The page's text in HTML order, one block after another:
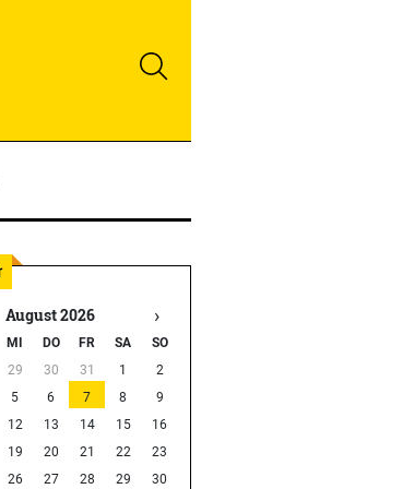
August 2026 ›
MI DO FR SA
SO
29 30 31 1
2
5 6 7 8
9
12 13 14 15
16
19 20 21 22
23
26 27 28 29 30